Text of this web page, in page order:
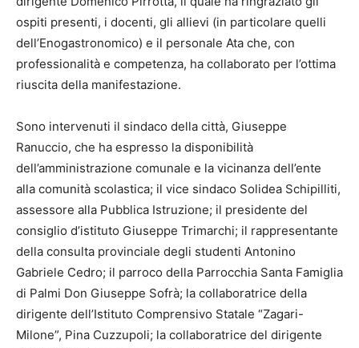
ospiti presenti, i docenti, gli allievi (in particolare quelli
dell’Enogastronomico) e il personale Ata che, con
professionalità e competenza, ha collaborato per l’ottima
riuscita della manifestazione.
Sono intervenuti il sindaco della città, Giuseppe
Ranuccio, che ha espresso la disponibilità
dell’amministrazione comunale e la vicinanza dell’ente
alla comunità scolastica; il vice sindaco Solidea Schipilliti,
assessore alla Pubblica Istruzione; il presidente del
consiglio d’istituto Giuseppe Trimarchi; il rappresentante
della consulta provinciale degli studenti Antonino
Gabriele Cedro; il parroco della Parrocchia Santa Famiglia
di Palmi Don Giuseppe Sofrà; la collaboratrice della
dirigente dell’Istituto Comprensivo Statale “Zagari-
Milone”, Pina Cuzzupoli; la collaboratrice del dirigente